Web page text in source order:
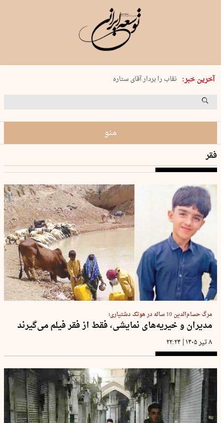
آخرین خبر:
پنجشنبه 15 مرداد 1405 شماره 2243
نقاب را بردار آقای ستاره
منو
فقر
مرگ حسام‌الدین 10 ساله در هوتک‌ دشتیاری؛
مدیران و خیریه‌های نمایشی، فقط از فقر فیلم می‌گیرند
۸ تیر ۱۴۰۵ | ۲۲:۲۴